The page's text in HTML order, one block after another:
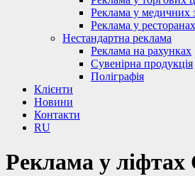
Реклама у медичних
Реклама у ресторанах
Нестандартна реклама
Реклама на рахунках
Сувенірна продукція
Поліграфія
Клієнти
Новини
Контакти
RU
Реклама у